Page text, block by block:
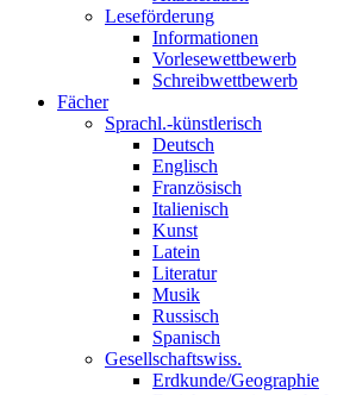
Leseförderung
Informationen
Vorlesewettbewerb
Schreibwettbewerb
Fächer
Sprachl.-künstlerisch
Deutsch
Englisch
Französisch
Italienisch
Kunst
Latein
Literatur
Musik
Russisch
Spanisch
Gesellschaftswiss.
Erdkunde/Geographie